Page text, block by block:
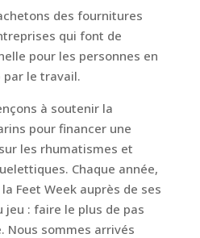
des fournitures
qui font de
pour les personnes en
le travail.
à soutenir la
pour financer une
les rhumatismes et
Chaque année,
Feet Week auprès de ses
jeu : faire le plus de pas
Nous sommes arrivés